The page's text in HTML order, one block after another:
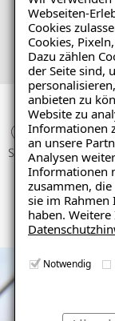
Webseiten-
Cookies
Cookies,
Dazu zählen
der Seite sind,
anbieten zu
Website zu
Informationen
an unsere
Analysen
Informationen
zusammen,
sie im
haben.
Notwendig
150
STANDOR
TE